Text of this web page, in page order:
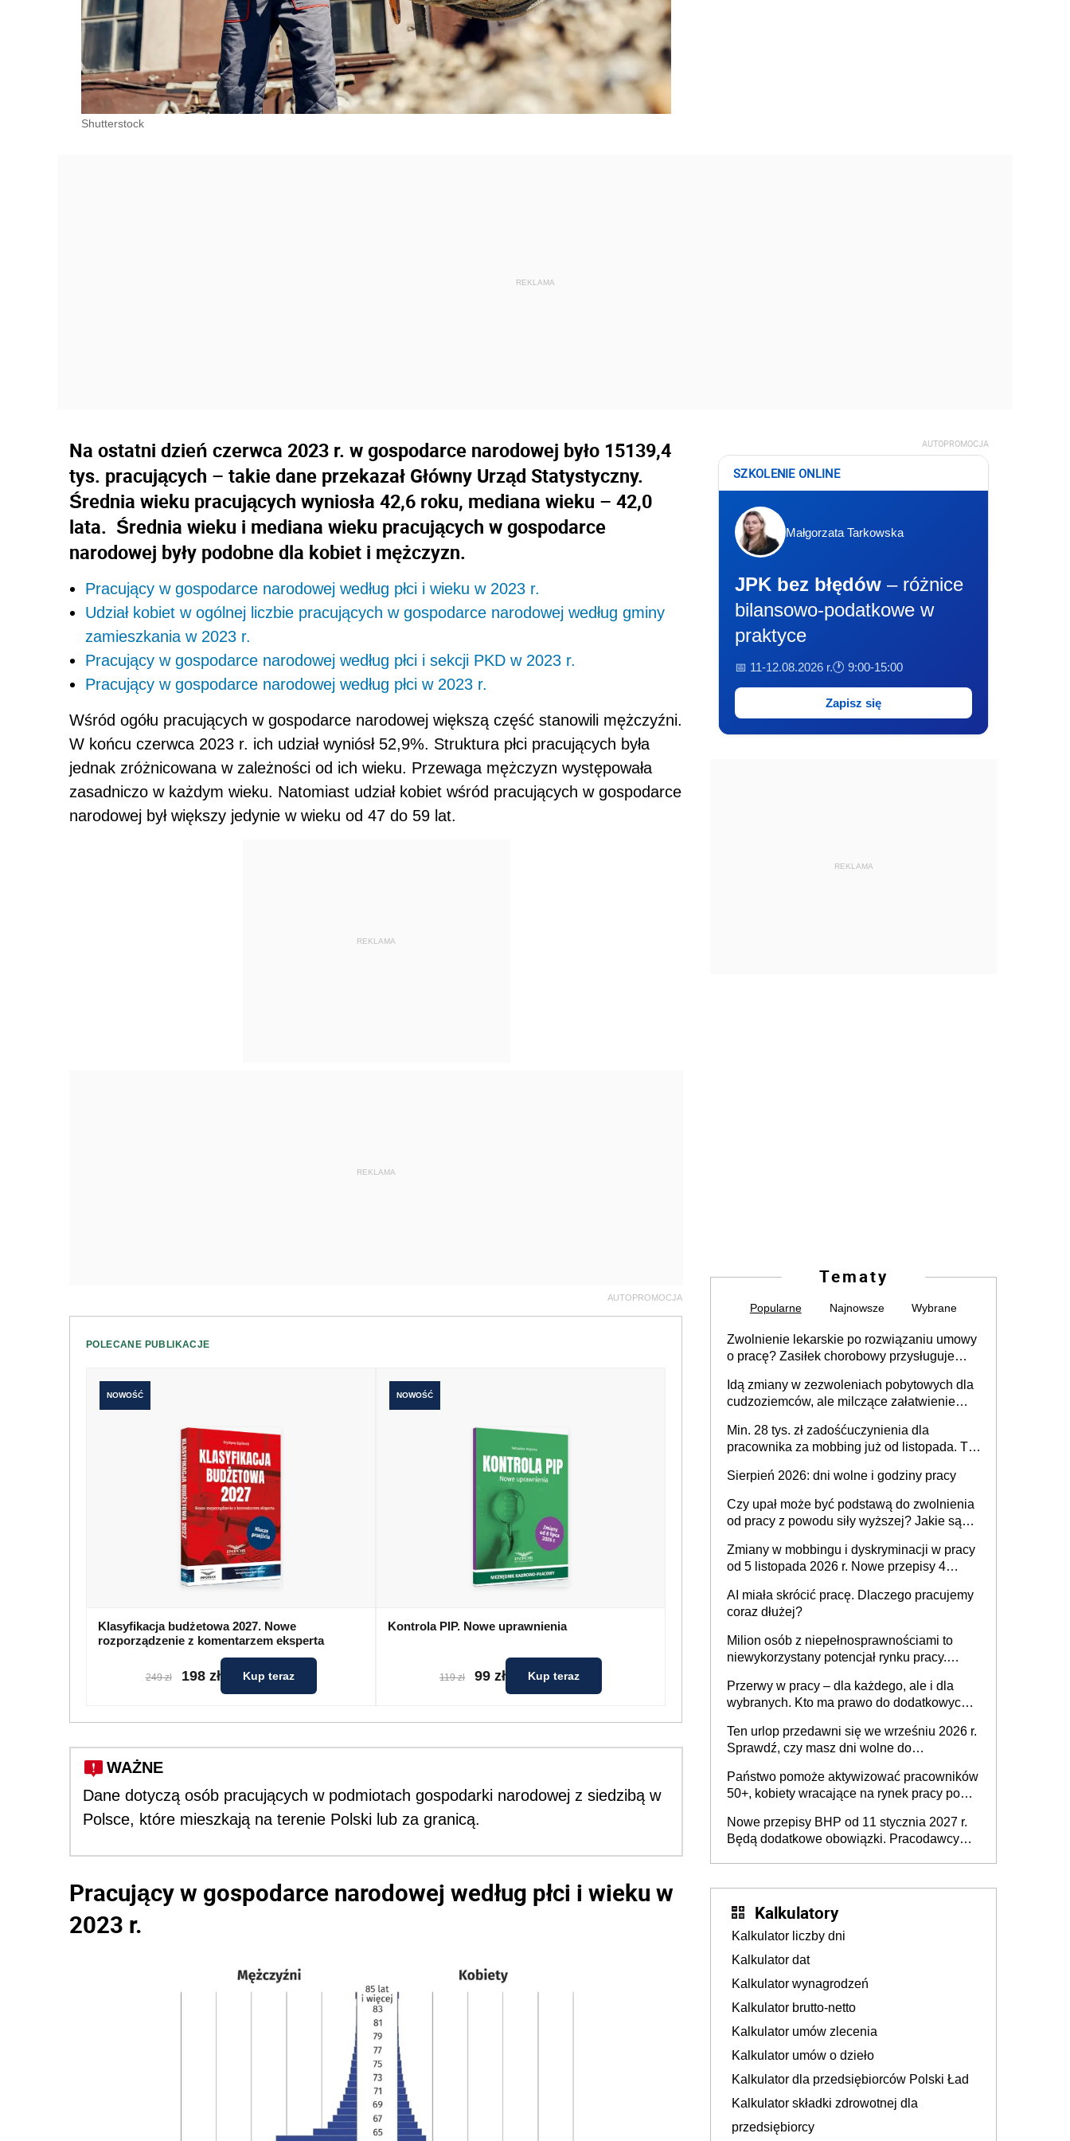
Shutterstock
Na ostatni dzień czerwca 2023 r. w gospodarce narodowej było 15139,4
tys. pracujących – takie dane przekazał Główny Urząd Statystyczny.
Średnia wieku pracujących wyniosła 42,6 roku, mediana wieku – 42,0
lata. Średnia wieku i mediana wieku pracujących w gospodarce
narodowej były podobne dla kobiet i mężczyzn.
Pracujący w gospodarce narodowej według płci i wieku w 2023 r.
Udział kobiet w ogólnej liczbie pracujących w gospodarce narodowej według gminy
zamieszkania w 2023 r.
Pracujący w gospodarce narodowej według płci i sekcji PKD w 2023 r.
Pracujący w gospodarce narodowej według płci w 2023 r.
Wśród ogółu pracujących w gospodarce narodowej większą część stanowili mężczyźni.
W końcu czerwca 2023 r. ich udział wyniósł 52,9%. Struktura płci pracujących była
jednak zróżnicowana w zależności od ich wieku. Przewaga mężczyzn występowała
zasadniczo w każdym wieku. Natomiast udział kobiet wśród pracujących w gospodarce
narodowej był większy jedynie w wieku od 47 do 59 lat.
REKLAMA
REKLAMA
AUTOPROMOCJA
POLECANE PUBLIKACJE
NOWOŚĆ
Klasyfikacja budżetowa 2027. Nowe
rozporządzenie z komentarzem eksperta
249 zł 198 zł Kup teraz
NOWOŚĆ
Kontrola PIP. Nowe uprawnienia
119 zł 99 zł Kup teraz
WAŻNE
Dane dotyczą osób pracujących w podmiotach gospodarki narodowej z siedzibą w
Polsce, które mieszkają na terenie Polski lub za granicą.
Pracujący w gospodarce narodowej według płci i wieku w
2023 r.
AUTOPROMOCJA
SZKOLENIE ONLINE
Małgorzata Tarkowska
JPK bez błędów – różnice
bilansowo-podatkowe w
praktyce
📅 11-12.08.2026 r.🕐 9:00-15:00
Zapisz się
REKLAMA
Tematy
Popularne Najnowsze Wybrane
Zwolnienie lekarskie po rozwiązaniu umowy
o pracę? Zasiłek chorobowy przysługuje
dni od ustania stosunku pracy
Idą zmiany w zezwoleniach pobytowych dla
cudzoziemców, ale milczące załatwienie
Min. 28 tys. zł zadośćuczynienia dla
pracownika za mobbing już od listopada. To
zespołu
Sierpień 2026: dni wolne i godziny pracy
Czy upał może być podstawą do zwolnienia
od pracy z powodu siły wyższej? Jakie są
Zmiany w mobbingu i dyskryminacji w pracy
od 5 listopada 2026 r. Nowe przepisy 4
Ustaw
AI miała skrócić pracę. Dlaczego pracujemy
coraz dłużej?
Milion osób z niepełnosprawnościami to
niewykorzystany potencjał rynku pracy.
dofinansowań czy refundacji, ale bariery po
stronie systemu i świadomości
pracodawców [WYWIAD]
Przerwy w pracy – dla każdego, ale i dla
wybranych. Kto ma prawo do dodatkowych
Ten urlop przedawni się we wrześniu 2026 r.
Sprawdź, czy masz dni wolne do
Państwo pomoże aktywizować pracowników
50+, kobiety wracające na rynek pracy po
osoby neuroatypowe. Powstanie Fundusz
na rzecz Inkluzywności w Zatrudnianiu?
Nowe przepisy BHP od 11 stycznia 2027 r.
Będą dodatkowe obowiązki. Pracodawcy
Kalkulatory
Kalkulator liczby dni
Kalkulator dat
Kalkulator wynagrodzeń
Kalkulator brutto-netto
Kalkulator umów zlecenia
Kalkulator umów o dzieło
Kalkulator dla przedsiębiorców Polski Ład
Kalkulator składki zdrowotnej dla
przedsiębiorcy